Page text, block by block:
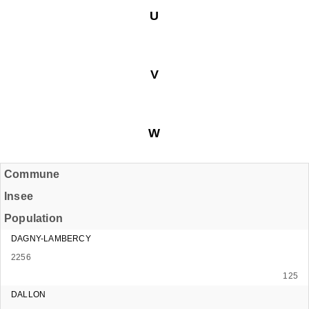
U
V
W
Commune
Insee
Population
DAGNY-LAMBERCY
2256
125
DALLON